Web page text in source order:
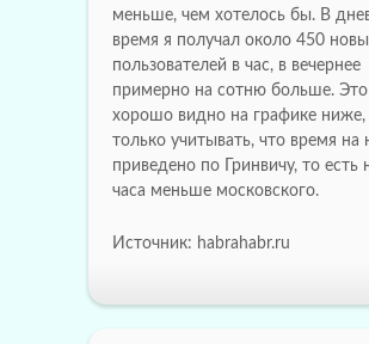
меньше, чем хотелось бы. В
время я получал около 450
пользователей в час, в вечернее
примерно на сотню больше. Это
хорошо видно на графике ниже,
только учитывать, что время на
приведено по Гринвичу, то есть
часа меньше московского.
Источник: habrahabr.ru